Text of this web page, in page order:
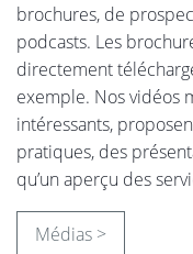
brochures, de
podcasts. Les
directement
exemple. Nos vidéos
intéressants,
pratiques, des
qu’un aperçu des
Médias >